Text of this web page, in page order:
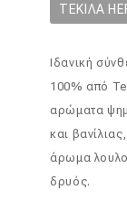
TEΚΙΛΑ
Ιδανική
100% από
αρώματα
και
άρωμα
δρυός.